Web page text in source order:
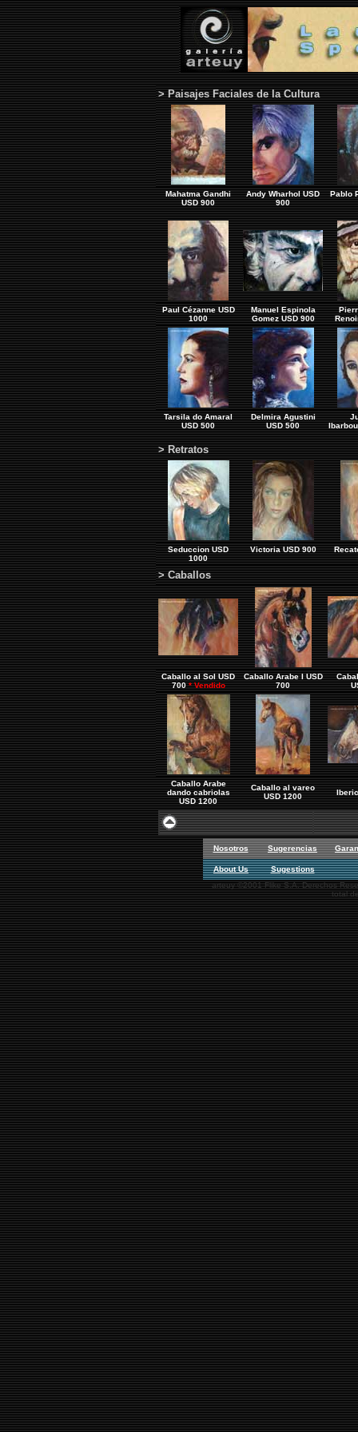
> Paisajes Faciales de la Cultura
Mahatma Gandhi
USD900
Andy Wharhol USD
900
Pablo
Paul Cézanne USD
1000
Manuel Espinola
Gomez USD 900
Tarsila do Amaral
USD 500
Delmira Agustini
USD 500
> Retratos
Seduccion USD
1000
Victoria USD 900
> Caballos
Caballo al Sol USD
700* Vendido
Caballo Arabe I USD
700
Caballo Arabe
dando cabriolas
USD 1200
Caballo al vareo
USD 1200
Nosotros Sugerencias
About Us
Sugestions
arteuy ©2001 Flike S.A. Derechos
total